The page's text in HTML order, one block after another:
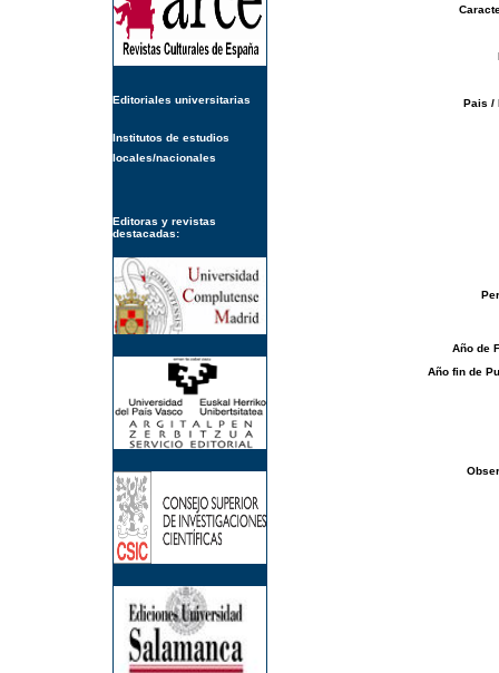
Editoriales universitarias
Institutos de estudios
locales/nacionales
Editoras y revistas
destacadas:
Pais /
Año de
Año fin de